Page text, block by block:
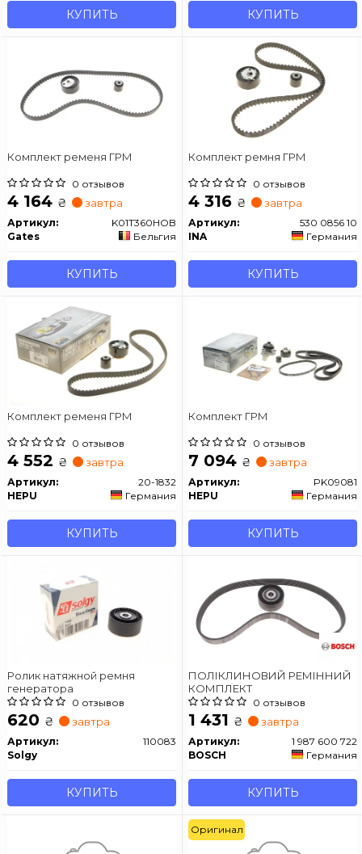
КУПИТЬ КУПИТЬ
Комплект ременя ГРМ
0 отзывов
4 164 ₴ завтра
Артикул:
K01T360HOB
Gates
Бельгия
КУПИТЬ
Комплект ремня ГРМ
0 отзывов
4 316 ₴ завтра
Артикул:
530 0856 10
INA
Германия
КУПИТЬ
Комплект ременя ГРМ
0 отзывов
4 552 ₴ завтра
Артикул:
20-1832
HEPU
Германия
КУПИТЬ
Комплект ГРМ
0 отзывов
7 094 ₴ завтра
Артикул:
PK09081
HEPU
Германия
КУПИТЬ
Ролик натяжной ремня
генератора
0 отзывов
620 ₴ завтра
Артикул:
110083
Solgy
КУПИТЬ
ПОЛІКЛИНОВИЙ РЕМІННИЙ
КОМПЛЕКТ
0 отзывов
1 431 ₴ завтра
Артикул:
1 987 600 722
BOSCH
Германия
КУПИТЬ
Оригинал